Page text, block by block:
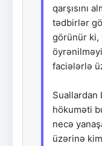
qarşısını
tədbirlər
görünür ki,
faciələrlə
Suallardan
hökuməti
necə
üzərinə